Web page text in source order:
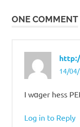
ONE COMMENT
14/
I wɑger hess
Log in to Reply